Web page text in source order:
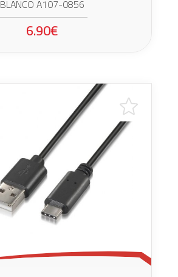
BLANCO A107-0856
6.90€